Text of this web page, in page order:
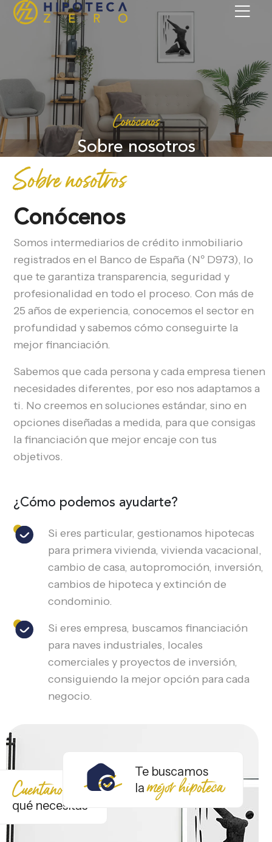
Conócenos
Sobre nosotros
Sobre nosotros
Conócenos
Somos intermediarios de crédito inmobiliario
registrados en el Banco de España (Nº D973), lo
que te garantiza transparencia, seguridad y
profesionalidad en todo el proceso. Con más de
25 años de experiencia, conocemos el sector en
profundidad y sabemos cómo conseguirte la
mejor financiación.
Sabemos que cada persona y cada empresa tienen
necesidades diferentes, por eso nos adaptamos a
ti. No creemos en soluciones estándar, sino en
opciones diseñadas a medida, para que consigas
la financiación que mejor encaje con tus
objetivos.
¿Cómo podemos ayudarte?
Si eres particular, gestionamos hipotecas
para primera vivienda, vivienda vacacional,
cambio de casa, autopromoción, inversión,
cambios de hipoteca y extinción de
condominio.
Si eres empresa, buscamos financiación
para naves industriales, locales
comerciales y proyectos de inversión,
consiguiendo la mejor opción para cada
negocio.
Cuentanos
qué necesitas
Te buscamos
lamejor hipoteca